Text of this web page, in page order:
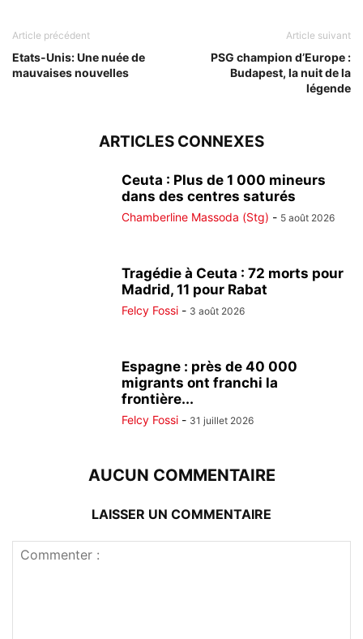
Article précédent
Etats-Unis: Une nuée de
mauvaises nouvelles
Article suivant
PSG champion d’Europe :
Budapest, la nuit de la
légende
ARTICLES CONNEXES
Ceuta : Plus de 1 000 mineurs
dans des centres saturés
Chamberline Massoda (Stg) - 5 août 2026
Tragédie à Ceuta : 72 morts pour
Madrid, 11 pour Rabat
Felcy Fossi - 3 août 2026
Espagne : près de 40 000
migrants ont franchi la
frontière...
Felcy Fossi - 31 juillet 2026
AUCUN COMMENTAIRE
LAISSER UN COMMENTAIRE